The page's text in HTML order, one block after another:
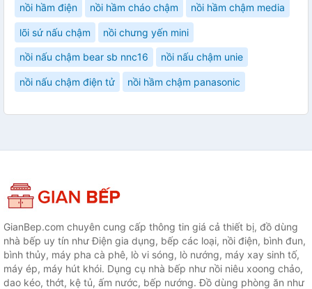
nồi hầm điện nồi hầm cháo chậm nồi hầm chậm media
lõi sứ nấu chậm nồi chưng yến mini
nồi nấu chậm bear sb nnc16 nồi nấu chậm unie
nồi nấu chậm điện tử nồi hầm chậm panasonic
GianBep.com chuyên cung cấp thông tin giá cả thiết bị, đồ dùng
nhà bếp uy tín như Điện gia dụng, bếp các loại, nồi điện, bình đun,
bình thủy, máy pha cà phê, lò vi sóng, lò nướng, máy xay sinh tố,
máy ép, máy hút khói. Dụng cụ nhà bếp như nồi niêu xoong chảo,
dao kéo, thớt, kệ tủ, ấm nước, bếp nướng. Đồ dùng phòng ăn như